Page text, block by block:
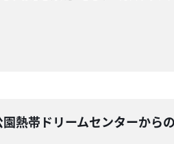
熱帯ドリームセンターから